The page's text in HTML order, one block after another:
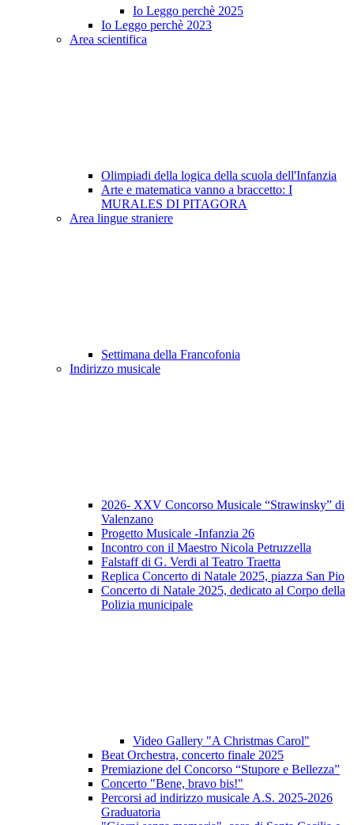
Io Leggo perchè 2025
Io Leggo perchè 2023
Area scientifica
Olimpiadi della logica della scuola dell'Infanzia
Arte e matematica vanno a braccetto: I
MURALES DI PITAGORA
Area lingue straniere
Settimana della Francofonia
Indirizzo musicale
2026- XXV Concorso Musicale “Strawinsky” di
Valenzano
Progetto Musicale -Infanzia 26
Incontro con il Maestro Nicola Petruzzella
Falstaff di G. Verdi al Teatro Traetta
Replica Concerto di Natale 2025, piazza San Pio
Concerto di Natale 2025, dedicato al Corpo della
Polizia municipale
Video Gallery "A Christmas Carol"
Beat Orchestra, concerto finale 2025
Premiazione del Concorso “Stupore e Bellezza”
Concerto "Bene, bravo bis!"
Percorsi ad indirizzo musicale A.S. 2025-2026
Graduatoria